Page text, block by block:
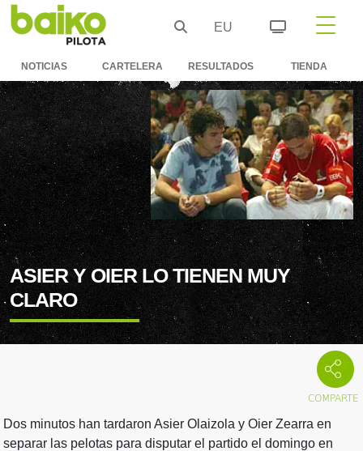
EU
NOTICIAS CARTELERA RESULTADOS TIENDA
ASIER Y OIER LO TIENEN MUY
CLARO
Dos minutos han tardaron Asier Olaizola y Oier Zearra en
separar las pelotas para disputar el partido el domingo en